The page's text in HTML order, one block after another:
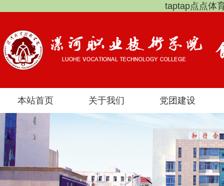
taptap点点体
本站首页 关于我们 党团建设